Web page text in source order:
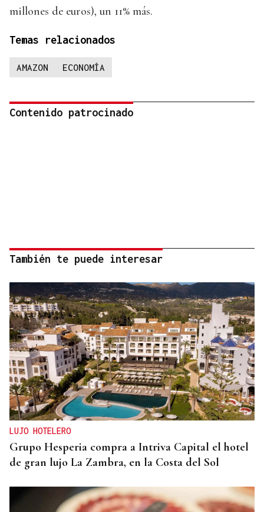
millones de euros), un 11% más.
Temas relacionados
AMAZON ECONOMÍA
Contenido patrocinado
También te puede interesar
LUJO HOTELERO
Grupo Hesperia compra a Intriva Capital el hotel
de gran lujo La Zambra, en la Costa del Sol